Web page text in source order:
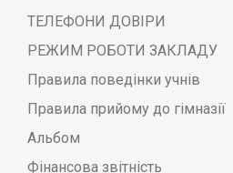
ТЕЛЕФОНИ ДОВІРИ
РЕЖИМ РОБОТИ ЗАКЛАДУ
Правила поведінки учнів
Правила прийому до гімназії
Альбом
Фінансова звітність